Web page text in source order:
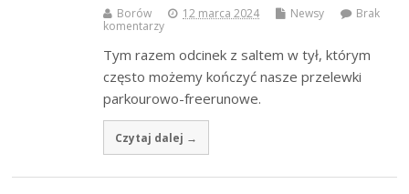
Borów 12 marca 2024 Newsy
Brak
komentarzy
Tym razem odcinek z saltem w tył, którym
często możemy kończyć nasze przelewki
parkourowo-freerunowe.
Czytaj dalej →